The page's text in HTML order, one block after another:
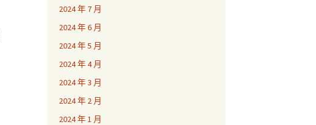
2024 年 7 月
2024 年 6 月
2024 年 5 月
2024 年 4 月
2024 年 3 月
2024 年 2 月
2024 年 1 月